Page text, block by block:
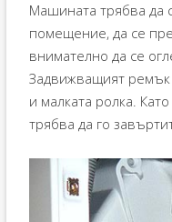
Машината трябва да
помещение, да се
внимателно да се
Задвижващият
и малката ролка.
трябва да го